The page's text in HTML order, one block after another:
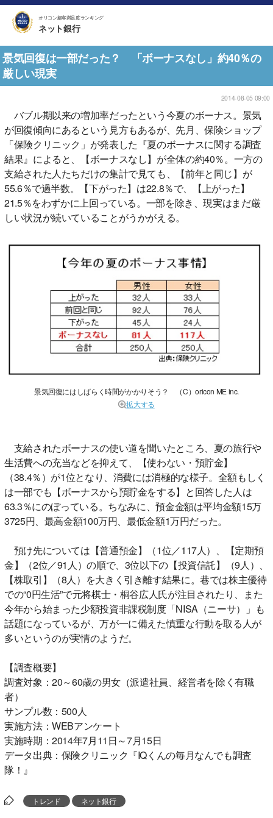
オリコン顧客満足度ランキング
ネット銀行
景気回復は一部だった？ 「ボーナスなし」約40％の
厳しい現実
2014-08-05 09:00
バブル期以来の増加率だったという今夏のボーナス。景気
が回復傾向にあるという見方もあるが、先月、保険ショップ
「保険クリニック」が発表した『夏のボーナスに関する調査
結果』によると、【ボーナスなし】が全体の約40％。一方の
支給された人たちだけの集計で見ても、【前年と同じ】が
55.6％で過半数。【下がった】は22.8％で、【上がった】
21.5％をわずかに上回っている。一部を除き、現実はまだ厳
しい状況が続いていることがうかがえる。
景気回復にはしばらく時間がかかりそう？ （C）oricon ME inc.
拡大する
支給されたボーナスの使い道を聞いたところ、夏の旅行や
生活費への充当などを抑えて、【使わない・預貯金】
（38.4％）が1位となり、消費には消極的な様子。全額もしく
は一部でも【ボーナスから預貯金をする】と回答した人は
63.3％にのぼっている。ちなみに、預金金額は平均金額15万
3725円、最高金額100万円、最低金額1万円だった。
預け先については【普通預金】（1位／117人）、【定期預
金】（2位／91人）の順で、3位以下の【投資信託】（9人）、
【株取引】（8人）を大きく引き離す結果に。巷では株主優待
での“0円生活”で元将棋士・桐谷広人氏が注目されたり、また
今年から始まった少額投資非課税制度「NISA（ニーサ）」も
話題になっているが、万が一に備えた慎重な行動を取る人が
多いというのが実情のようだ。
【調査概要】
調査対象：20～60歳の男女（派遣社員、経営者を除く有職
者）
サンプル数：500人
実施方法：WEBアンケート
実施時期：2014年7月11日～7月15日
データ出典：保険クリニック『IQくんの毎月なんでも調査
隊！』
トレンド ネット銀行